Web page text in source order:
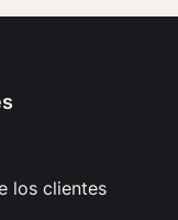
los clientes